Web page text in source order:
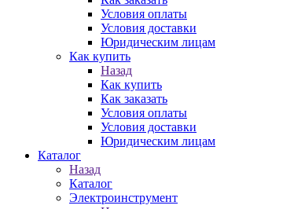
Условия оплаты
Условия доставки
Юридическим лицам
Как купить
Назад
Как купить
Как заказать
Условия оплаты
Условия доставки
Юридическим лицам
Каталог
Назад
Каталог
Электроинструмент